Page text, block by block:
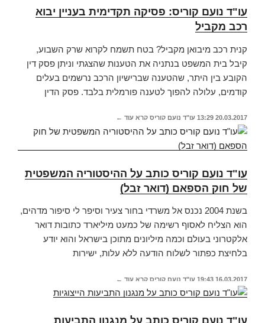
עו"ד נועם קוריס: פסיקה תקדימית בעניין יבוא
רכב מקביל
קנית רכב מיבואן מקביל? בטח תשמח לקרוא שרק השבוע,
קיבל בית המשפט בנתניה את הטענות שהצגתי וניתן פסק דין
הקובע בין היתר, שהטענה שברישיון הרכב נרשמים בעלים
קודמים, עלולה להפוך לטענה פורמלית בלבד. פסק הדין
20.03.2017
13:29 עו"ד נועם קוריס קרא עוד ←
עו"ד נועם קוריס כותב על ההיסטוריה המשפטית
של חוק הספאם (דואר זבל)
בשנת 2004 נכנס אל משרדי בחור צעיר וסיפר לי סיפור מדהים,
הוא הצליח לאסוף רשימה של כמעט מיליארד כתובות דואר
אלקטרוני בעולם וכמה מיליונים מתוכן בישראל והוא יודע
בלחיצת כפתור לשלוח הודעה ללא עלות, ישירות
16.03.2017
19:43 עו"ד נועם קוריס קרא עוד ←
עו"ד נועם קוריס כותב על מנגנון התביעות